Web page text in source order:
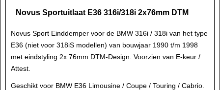
Novus Sportuitlaat E36 316i/318i 2x76mm DTM
Novus Sport Einddemper voor de BMW 316i / 318i van het type
E36 (niet voor 318iS modellen) van bouwjaar 1990 t/m 1998
met eindstyling 2x 76mm DTM-Design. Voorzien van E-keur /
Attest.
Geschikt voor BMW E36 Limousine / Coupe / Touring / Cabrio.